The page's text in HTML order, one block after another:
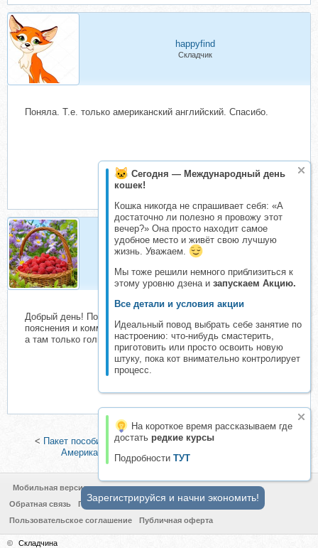
Сегодня — Международный день
кошек!
Кошка никогда не спрашивает себя: «А
достаточно ли полезно я провожу этот
вечер?» Она просто находит самое
удобное место и живёт свою лучшую
жизнь. Уважаем.
Мы тоже решили немного приблизиться к
этому уровню дзена и запускаем Акцию.
Все детали и условия акции
Идеальный повод выбрать себе занятие по
настроению: что-нибудь смастерить,
приготовить или просто освоить новую
штуку, пока кот внимательно контролирует
процесс.
На короткое время рассказываем где
достать редкие курсы
Подробности ТУТ
happyfind
Складчик
Поняла. Т.е. только американский английский. Спасибо.
Kira88Kira
Складчик
Добрый день! Подскажите, в текстах для распечатки есть
пояснения и комментарии? А то на другой складчине купила,
а там только голый английский текст и все.
< Пакет пособий английского языка (Дмитрий Крамаров)
Американская матрица (Николай Замяткин)
Мобильная версия
Обратная связь
Политика конфиденциальности
Пользовательское соглашение
Публичная оферта
© Складчина
Зарегистрируйся и начни экономить!